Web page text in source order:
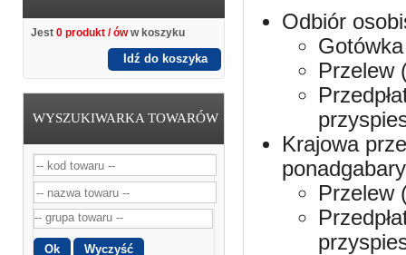
Jest 0 produkt / óww koszyku
Idź do koszyka
WYSZUKIWARKA TOWARÓW
Odbiór
Przelew
Krajowa
Przelew